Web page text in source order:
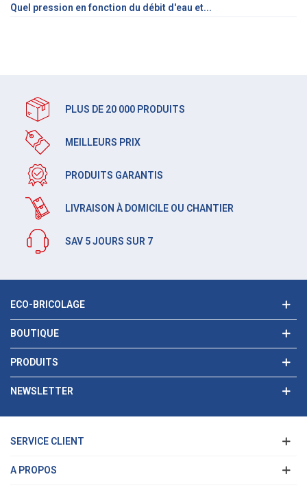
Quel pression en fonction du débit d'eau et...
PLUS DE 20 000 PRODUITS
MEILLEURS PRIX
PRODUITS GARANTIS
LIVRAISON À DOMICILE OU CHANTIER
SAV 5 JOURS SUR 7
ECO-BRICOLAGE
BOUTIQUE
PRODUITS
NEWSLETTER
SERVICE CLIENT
A PROPOS